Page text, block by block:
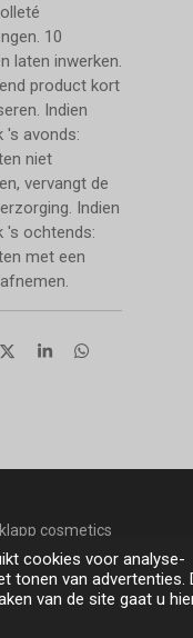
cookies voor analyse-
tonen van advertenties.
van de site gaat u
10
laten inwerken.
product kort
Indien
's avonds:
niet
vervangt de
Indien
's ochtends:
met een
D
S
D
cosmetics